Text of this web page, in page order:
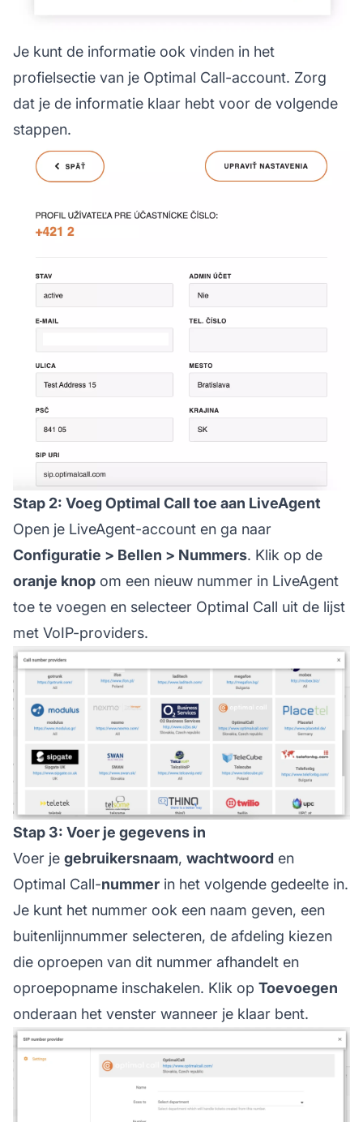
Je kunt de informatie ook vinden in het
profielsectie van je Optimal Call-account. Zorg
dat je de informatie klaar hebt voor de volgende
stappen.
Stap 2: Voeg Optimal Call toe aan LiveAgent
Open je LiveAgent-account en ga naar
Configuratie > Bellen > Nummers. Klik op de
oranje knop om een nieuw nummer in LiveAgent
toe te voegen en selecteer Optimal Call uit de lijst
met VoIP-providers.
Stap 3: Voer je gegevens in
Voer je gebruikersnaam, wachtwoord en
Optimal Call-nummer in het volgende gedeelte in.
Je kunt het nummer ook een naam geven, een
buitenlijnnummer selecteren, de afdeling kiezen
die oproepen van dit nummer afhandelt en
oproepopname inschakelen. Klik op Toevoegen
onderaan het venster wanneer je klaar bent.